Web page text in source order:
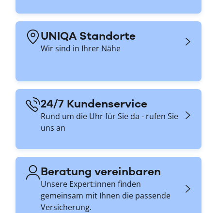
UNIQA Standorte
Wir sind in Ihrer Nähe
24/7 Kundenservice
Rund um die Uhr für Sie da - rufen Sie
uns an
Beratung vereinbaren
Unsere Expert:innen finden
gemeinsam mit Ihnen die passende
Versicherung.